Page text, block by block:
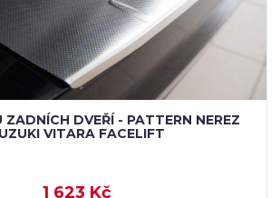
ZADNÍCH DVEŘÍ - PATTERN NEREZ
VITARA FACELIFT
1 623 Kč